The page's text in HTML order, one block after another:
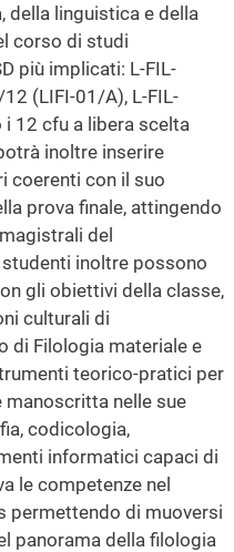
della linguistica e della
corso di studi
più implicati: L-FIL-
(LIFI-01/A), L-FIL-
12 cfu a libera scelta
inoltre inserire
coerenti con il suo
prova finale, attingendo
del
inoltre possono
gli obiettivi della classe,
culturali di
di Filologia materiale e
teorico-pratici per
manoscritta nelle sue
codicologia,
informatici capaci di
le competenze nel
permettendo di muoversi
panorama della filologia